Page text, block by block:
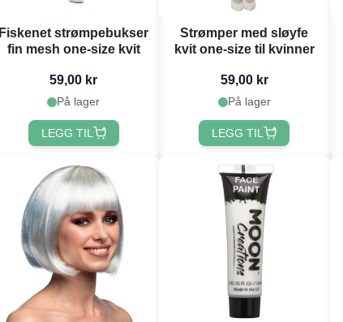
Fiskenet strømpebukser
fin mesh one-size kvit
59,00 kr
På lager
LEGG TIL
Strømper med sløyfe
kvit one-size til kvinner
59,00 kr
På lager
LEGG TIL